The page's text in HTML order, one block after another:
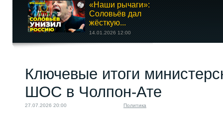
«Наши рычаги»:
Соловьёв дал
жёсткую...
14.01.2026 12:00
оправдывают связи с
ЦРУ
30.05.2023 08:00
Ключевые итоги
ШОС в Чолпон-Ате
27.07.2026 20:00 Политика